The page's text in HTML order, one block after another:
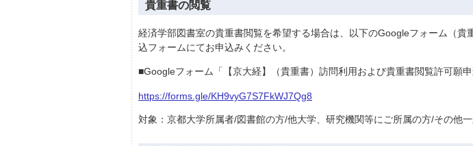
貴重書の閲覧
経済学部図書室の貴重書閲覧を希望する場合は、以下のGoogleフォーム（貴
込フォームにてお申込みください。
■Googleフォーム「【京大経】（貴重書）訪問利用および貴重書閲覧許可願申
https://forms.gle/KH9vyG7S7FkWJ7Qg8
対象：京都大学所属者/図書館の方/他大学、研究機関等にご所属の方/その他一